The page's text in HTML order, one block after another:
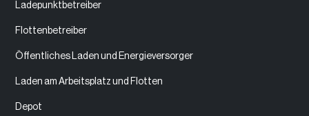
Ladepunktbetreiber
Flottenbetreiber
Öffentliches Laden und Energieversorger
Laden am Arbeitsplatz und Flotten
Depot